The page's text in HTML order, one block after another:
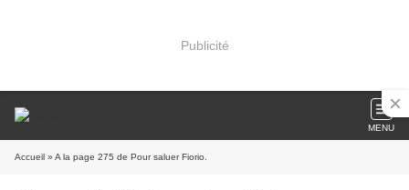
Publicité
MENU
Accueil » A la page 275 de Pour saluer Fiorio.